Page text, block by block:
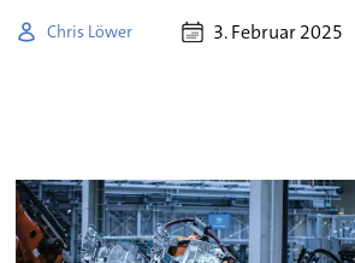
Chris Löwer 3. Februar 2025